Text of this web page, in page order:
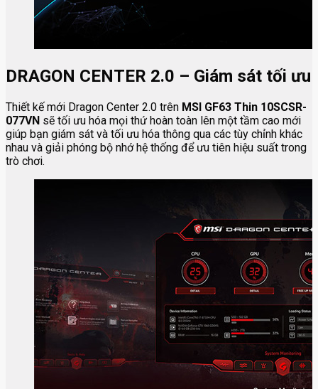
DRAGON CENTER 2.0 – Giám sát tối ưu
Thiết kế mới Dragon Center 2.0 trên MSI GF63 Thin 10SCSR-
077VN sẽ tối ưu hóa mọi thứ hoàn toàn lên một tầm cao mới
giúp bạn giám sát và tối ưu hóa thông qua các tùy chỉnh khác
nhau và giải phóng bộ nhớ hệ thống để ưu tiên hiệu suất trong
trò chơi.